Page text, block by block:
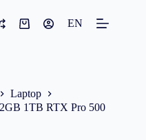
Shopping
EN
Laptop
1TB RTX Pro 500